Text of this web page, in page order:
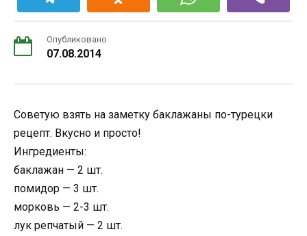
Опубликовано
07.08.2014
Советую взять на заметку баклажаны по-турецки
рецепт. Вкусно и просто!
Ингредиенты:
баклажан — 2 шт.
помидор — 3 шт.
морковь — 2-3 шт.
лук репчатый — 2 шт.